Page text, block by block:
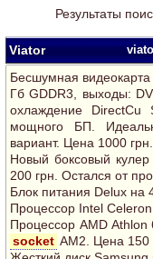
Результаты
Viator
Беcшумная
Гб GDDR3, выходы:
охлаждение DirectCu
мощного БП.
вариант. Цена 1000 грн.
Новый боксовый
200 грн. Остался от
Блок питания Delux на
Процессор Intel Celeron
Процессор AMD
socket AM2. Цена 150